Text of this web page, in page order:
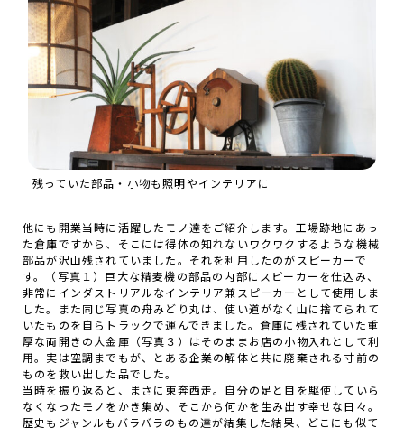
残っていた部品・小物も照明やインテリアに
他にも開業当時に活躍したモノ達をご紹介します。工場跡地にあっ
た倉庫ですから、そこには得体の知れないワクワクするような機械
部品が沢山残されていました。それを利用したのがスピーカーで
す。（写真１）巨大な精麦機の部品の内部にスピーカーを仕込み、
非常にインダストリアルなインテリア兼スピーカーとして使用しま
した。また同じ写真の舟みどり丸は、使い道がなく山に捨てられて
いたものを自らトラックで運んできました。倉庫に残されていた重
厚な両開きの大金庫（写真３）はそのままお店の小物入れとして利
用。実は空調までもが、とある企業の解体と共に廃棄される寸前の
ものを救い出した品でした。
当時を振り返ると、まさに東奔西走。自分の足と目を駆使していら
なくなったモノをかき集め、そこから何かを生み出す幸せな日々。
歴史もジャンルもバラバラのもの達が結集した結果、どこにも似て